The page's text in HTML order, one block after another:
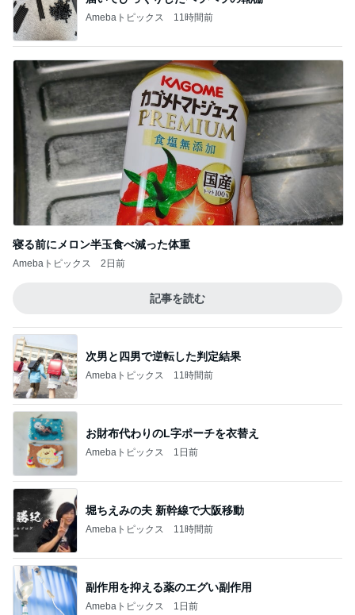
Amebaトピックス 11時間前
寝る前にメロン半玉食べ減った体重
Amebaトピックス 2日前
記事を読む
次男と四男で逆転した判定結果
Amebaトピックス 11時間前
お財布代わりのL字ポーチを衣替え
Amebaトピックス 1日前
堀ちえみの夫 新幹線で大阪移動
Amebaトピックス 11時間前
副作用を抑える薬のエグい副作用
Amebaトピックス 1日前